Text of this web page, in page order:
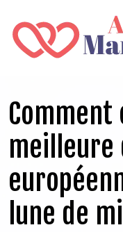
meilleure
lune de